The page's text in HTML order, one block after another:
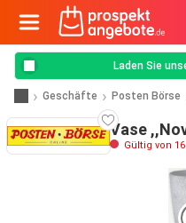
Laden Sie
Geschäfte Posten Börse
Vase
Gültig von